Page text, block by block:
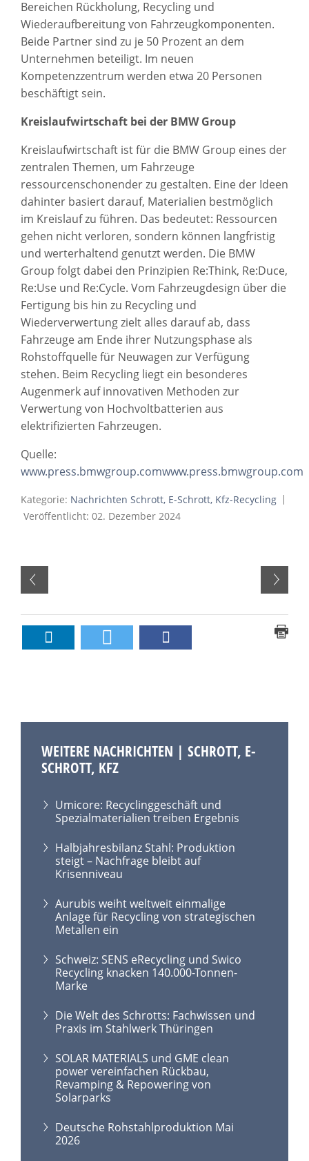
Bereichen Rückholung, Recycling und
Wiederaufbereitung von Fahrzeugkomponenten.
Beide Partner sind zu je 50 Prozent an dem
Unternehmen beteiligt. Im neuen
Kompetenzzentrum werden etwa 20 Personen
beschäftigt sein.
Kreislaufwirtschaft bei der BMW Group
Kreislaufwirtschaft ist für die BMW Group eines der
zentralen Themen, um Fahrzeuge
ressourcenschonender zu gestalten. Eine der Ideen
dahinter basiert darauf, Materialien bestmöglich
im Kreislauf zu führen. Das bedeutet: Ressourcen
gehen nicht verloren, sondern können langfristig
und werterhaltend genutzt werden. Die BMW
Group folgt dabei den Prinzipien Re:Think, Re:Duce,
Re:Use und Re:Cycle. Vom Fahrzeugdesign über die
Fertigung bis hin zu Recycling und
Wiederverwertung zielt alles darauf ab, dass
Fahrzeuge am Ende ihrer Nutzungsphase als
Rohstoffquelle für Neuwagen zur Verfügung
stehen. Beim Recycling liegt ein besonderes
Augenmerk auf innovativen Methoden zur
Verwertung von Hochvoltbatterien aus
elektrifizierten Fahrzeugen.
Quelle:
www.press.bmwgroup.comwww.press.bmwgroup.com
Kategorie: Nachrichten Schrott, E-Schrott, Kfz-Recycling
Veröffentlicht: 02. Dezember 2024
WEITERE NACHRICHTEN | SCHROTT, E-
SCHROTT, KFZ
Umicore: Recyclinggeschäft und
Spezialmaterialien treiben Ergebnis
Halbjahresbilanz Stahl: Produktion
steigt – Nachfrage bleibt auf
Krisenniveau
Aurubis weiht weltweit einmalige
Anlage für Recycling von strategischen
Metallen ein
Schweiz: SENS eRecycling und Swico
Recycling knacken 140.000-Tonnen-
Marke
Die Welt des Schrotts: Fachwissen und
Praxis im Stahlwerk Thüringen
SOLAR MATERIALS und GME clean
power vereinfachen Rückbau,
Revamping & Repowering von
Solarparks
Deutsche Rohstahlproduktion Mai
2026